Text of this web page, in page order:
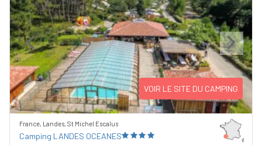
Previous Next
VOIR LE SITE DU CAMPING
France, Landes, St Michel Escalus
Camping LANDES OCEANES